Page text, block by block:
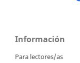
Información
Para lectores/as